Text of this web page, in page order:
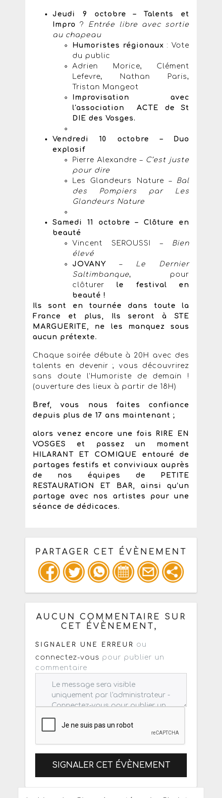
Jeudi 9 octobre – Talents et
Impro
?️ Entrée libre avec sortie
au chapeau
Humoristes régionaux : Vote
du public
Adrien Morice, Clément
Lefevre, Nathan Paris,
Tristan Mangeot
Improvisation avec
l'association ACTE de St
DIE des Vosges.
Vendredi 10 octobre – Duo
explosif
Pierre Alexandre – C’est juste
pour dire
Les Glandeurs Nature – Bal
des Pompiers par Les
Glandeurs Nature
Samedi 11 octobre – Clôture en
beauté
Vincent SEROUSSI – Bien
élevé
JOVANY – Le Dernier
Saltimbanque, pour
clôturerle festival en
beauté !
Ils sont en tournée dans toute la
France et plus, Ils seront à STE
MARGUERITE, ne les manquez sous
aucun prétexte.
Chaque soirée débute à 20H avec des
talents en devenir ; vous découvrirez
sans doute l’Humoriste de demain !
(ouverture des lieux à partir de 18H)
Bref, vous nous faites confiance
depuis plus de 17 ans maintenant ;
alors venez encore une fois RIRE EN
VOSGES et passez un moment
HILARANT ET COMIQUE entouré de
partages festifs et conviviaux auprès
de nos équipes de PETITE
RESTAURATION ET BAR, ainsi qu’un
partage avec nos artistes pour une
séance de dédicaces.
PARTAGER CET ÉVÈNEMENT
Copiez les infos ci-dessous pour un
: mail / forum / réseau social
AUCUN COMMENTAIRE SUR
CET ÉVÈNEMENT,
SIGNALER UNE ERREUR
ou
connectez-vous pour publier un
commentaire
SIGNALER CET ÉVÈNEMENT